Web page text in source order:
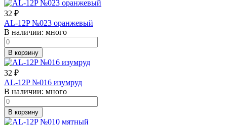
32 ₽
AL-12P №023 оранжевый
В наличии: много
В корзину
32 ₽
AL-12P №016 изумруд
В наличии: много
В корзину